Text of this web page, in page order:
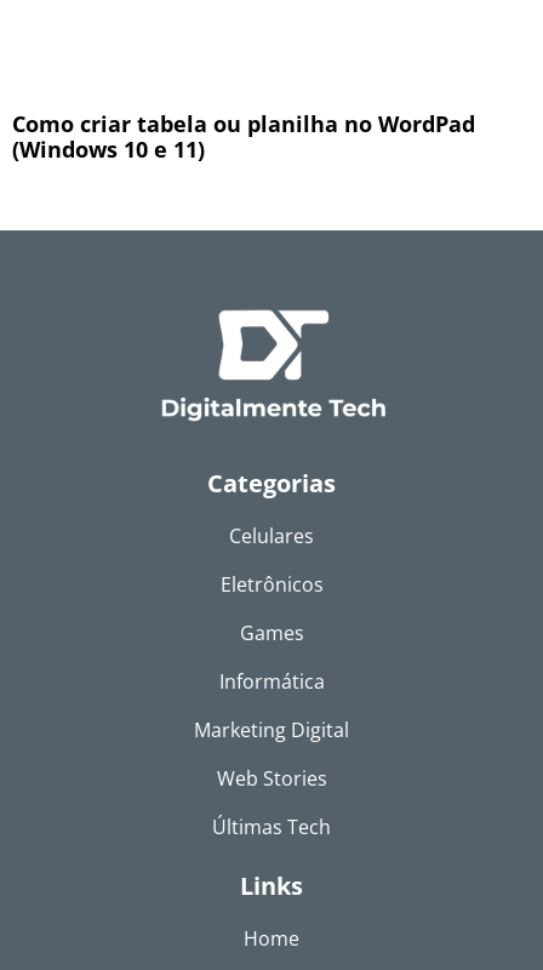
Como criar tabela ou planilha no WordPad
(Windows 10 e 11)
Categorias
Celulares
Eletrônicos
Games
Informática
Marketing Digital
Web Stories
Últimas Tech
Links
Home